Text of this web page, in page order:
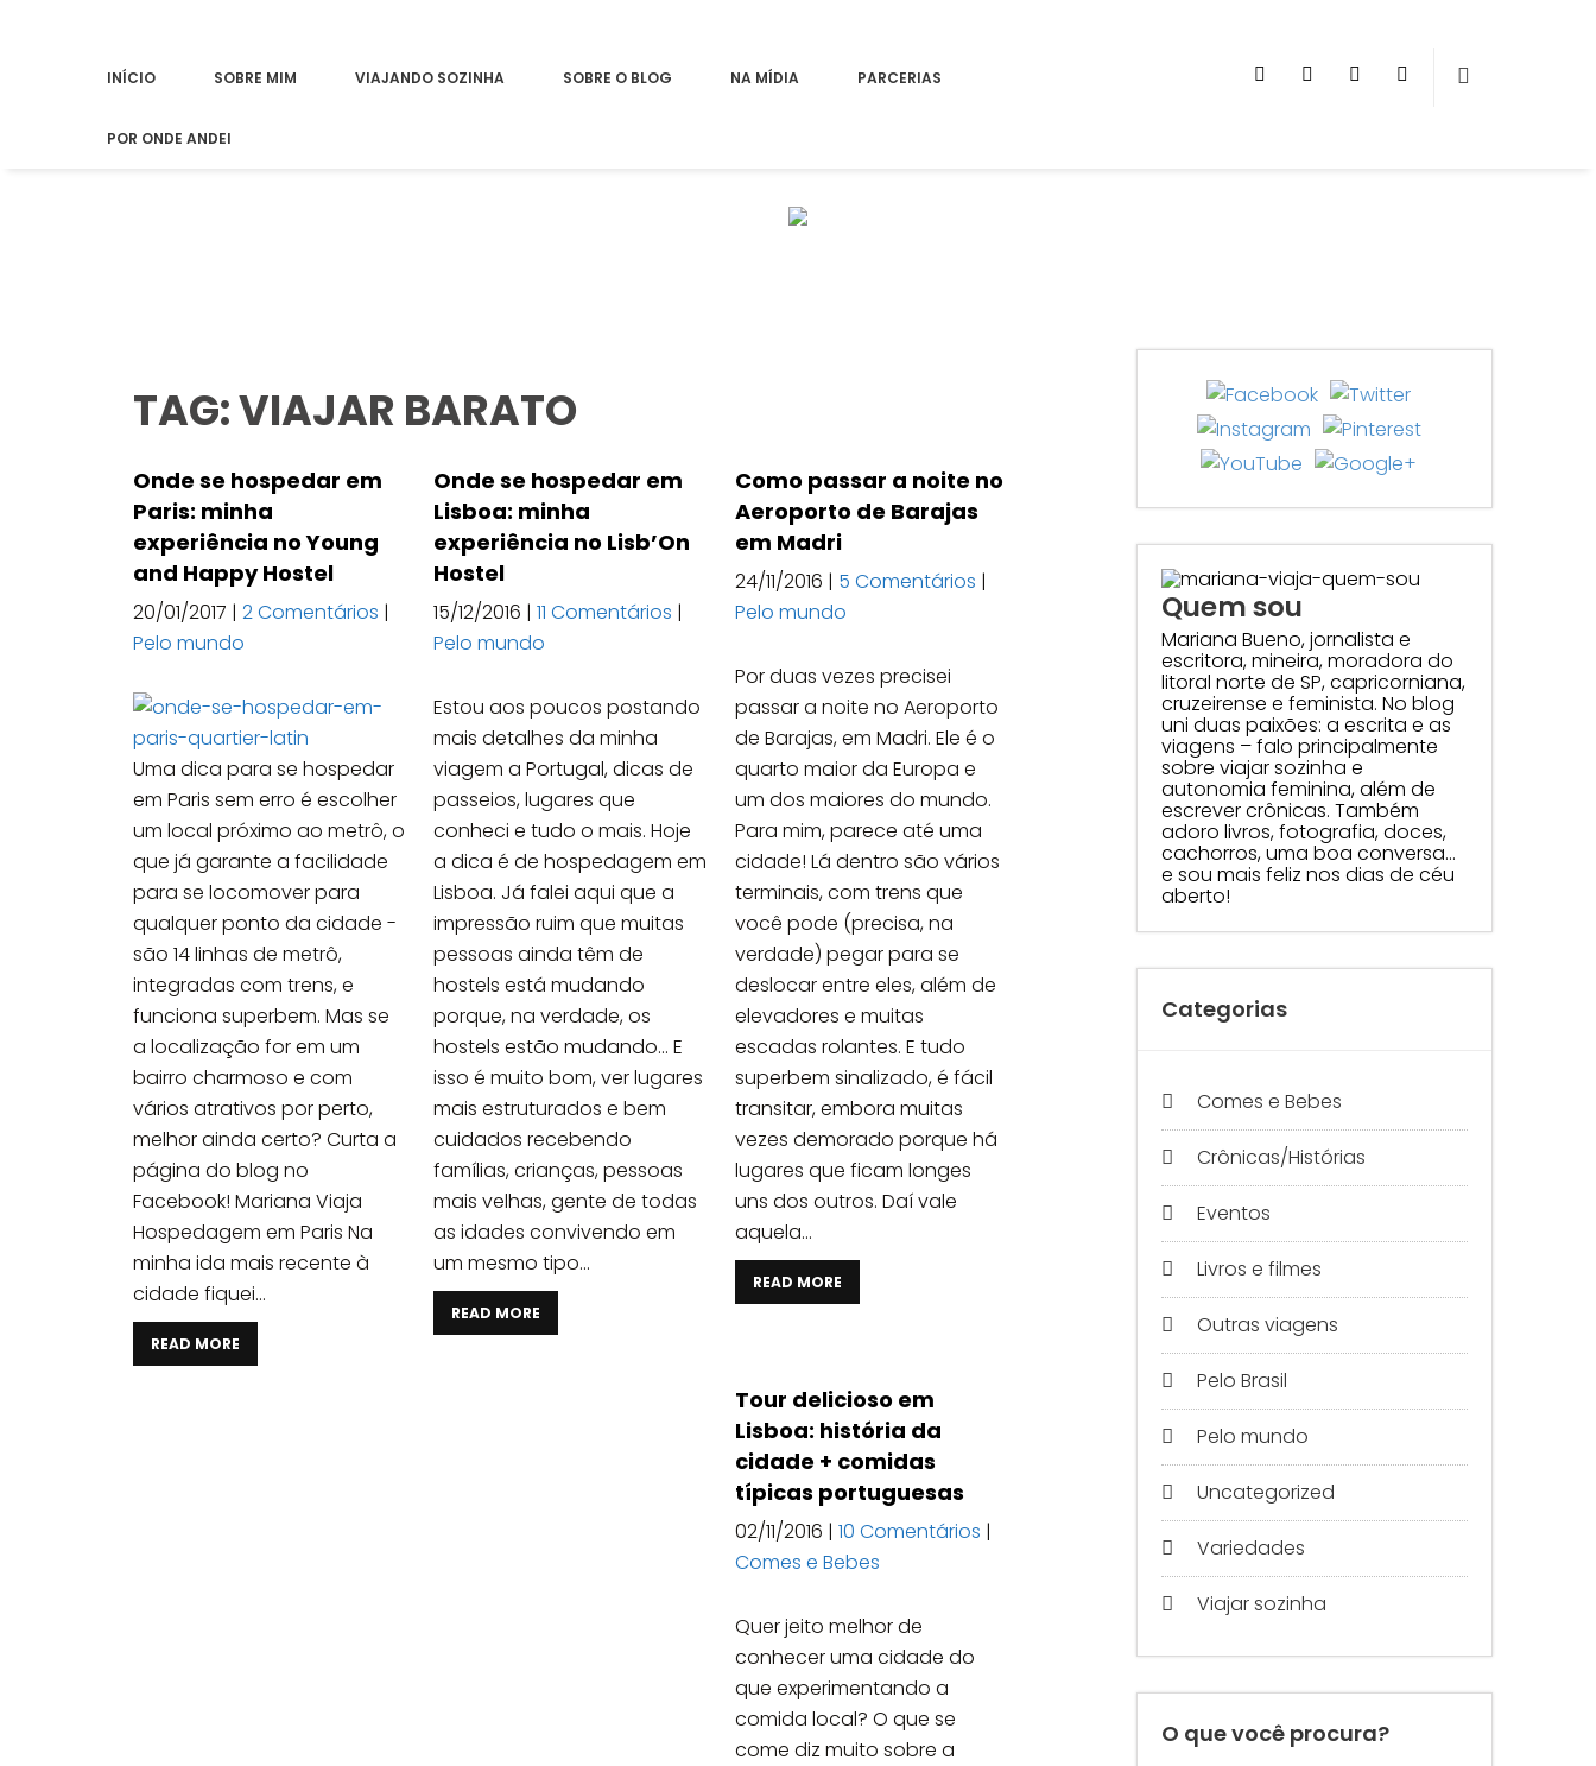
INÍCIO SOBRE MIM VIAJANDO SOZINHA SOBRE O BLOG NA MÍDIA PARCERIAS
POR ONDE ANDEI
TAG: VIAJAR BARATO
Onde se hospedar em
Paris: minha
experiência no Young
and Happy Hostel
20/01/2017 | 2 Comentários |
Pelo mundo
Uma dica para se hospedar
em Paris sem erro é escolher
um local próximo ao metrô, o
que já garante a facilidade
para se locomover para
qualquer ponto da cidade -
são 14 linhas de metrô,
integradas com trens, e
funciona superbem. Mas se
a localização for em um
bairro charmoso e com
vários atrativos por perto,
melhor ainda certo? Curta a
página do blog no
Facebook! Mariana Viaja
Hospedagem em Paris Na
minha ida mais recente à
cidade fiquei...
READ MORE
Onde se hospedar em
Lisboa: minha
experiência no Lisb’On
Hostel
15/12/2016 |11 Comentários |
Pelo mundo
Estou aos poucos postando
mais detalhes da minha
viagem a Portugal, dicas de
passeios, lugares que
conheci e tudo o mais. Hoje
a dica é de hospedagem em
Lisboa. Já falei aqui que a
impressão ruim que muitas
pessoas ainda têm de
hostels está mudando
porque, na verdade, os
hostels estão mudando... E
isso é muito bom, ver lugares
mais estruturados e bem
cuidados recebendo
famílias, crianças, pessoas
mais velhas, gente de todas
as idades convivendo em
um mesmo tipo...
READ MORE
Como passar a noite no
Aeroporto de Barajas
em Madri
24/11/2016 | 5 Comentários |
Pelo mundo
Por duas vezes precisei
passar a noite no Aeroporto
de Barajas, em Madri. Ele é o
quarto maior da Europa e
um dos maiores do mundo.
Para mim, parece até uma
cidade! Lá dentro são vários
terminais, com trens que
você pode (precisa, na
verdade) pegar para se
deslocar entre eles, além de
elevadores e muitas
escadas rolantes. E tudo
superbem sinalizado, é fácil
transitar, embora muitas
vezes demorado porque há
lugares que ficam longes
uns dos outros. Daí vale
aquela...
READ MORE
Tour delicioso em
Lisboa: história da
cidade + comidas
típicas portuguesas
02/11/2016 | 10 Comentários |
Comes e Bebes
Quer jeito melhor de
conhecer uma cidade do
que experimentando a
comida local? O que se
come diz muito sobre a
Quem sou
Mariana Bueno, jornalista e
escritora, mineira, moradora do
litoral norte de SP, capricorniana,
cruzeirense e feminista. No blog
uni duas paixões: a escrita e as
viagens – falo principalmente
sobre viajar sozinha e
autonomia feminina, além de
escrever crônicas. Também
adoro livros, fotografia, doces,
cachorros, uma boa conversa…
e sou mais feliz nos dias de céu
aberto!
Categorias
Comes e Bebes
Crônicas/Histórias
Eventos
Livros e filmes
Outras viagens
Pelo Brasil
Pelo mundo
Uncategorized
Variedades
Viajar sozinha
O que você procura?